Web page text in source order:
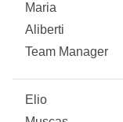
Maria
Aliberti
Team Manager
Elio